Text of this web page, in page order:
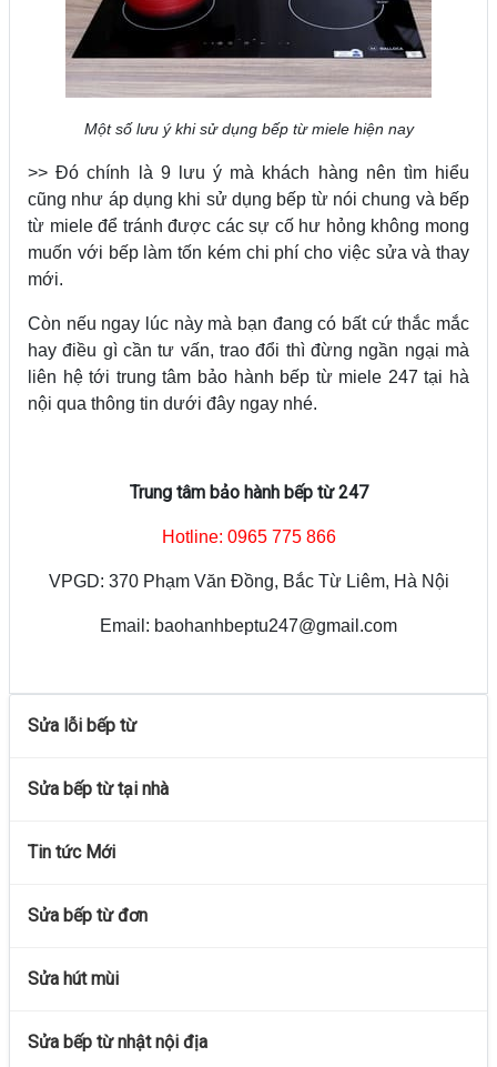
Một số lưu ý khi sử dụng bếp từ miele hiện nay
>> Đó chính là 9 lưu ý mà khách hàng nên tìm hiểu
cũng như áp dụng khi sử dụng bếp từ nói chung và bếp
từ miele để tránh được các sự cố hư hỏng không mong
muốn với bếp làm tốn kém chi phí cho việc sửa và thay
mới.
Còn nếu ngay lúc này mà bạn đang có bất cứ thắc mắc
hay điều gì cần tư vấn, trao đổi thì đừng ngần ngại mà
liên hệ tới trung tâm bảo hành bếp từ miele 247 tại hà
nội qua thông tin dưới đây ngay nhé.
Trung tâm bảo hành bếp từ 247
Hotline: 0965 775 866
VPGD: 370 Phạm Văn Đồng, Bắc Từ Liêm, Hà Nội
Email: baohanhbeptu247@gmail.com
Sửa lỗi bếp từ
Sửa bếp từ tại nhà
Tin tức Mới
Sửa bếp từ đơn
Sửa hút mùi
Sửa bếp từ nhật nội địa